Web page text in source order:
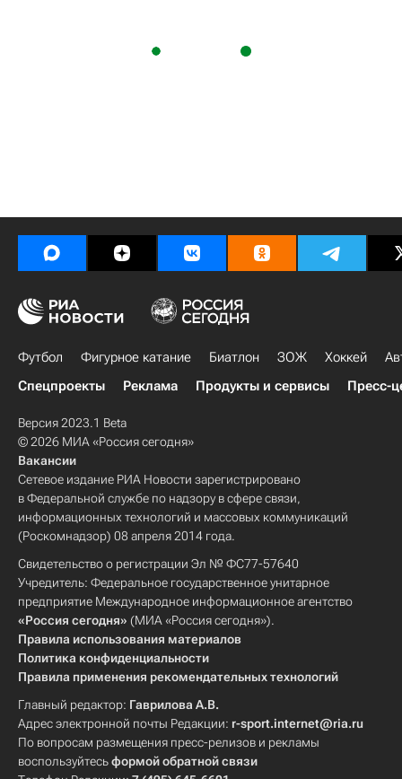
Футбол Фигурное катание Биатлон ЗОЖ Хоккей
Спецпроекты
Реклама Продукты и сервисы Пресс-
Версия 2023.1 Beta
© 2026 МИА «Россия сегодня»
Вакансии
Сетевое издание РИА Новости зарегистрировано
в Федеральной службе по надзору в сфере связи,
информационных технологий и массовых коммуникаций
(Роскомнадзор) 08 апреля 2014 года.
Свидетельство о регистрации Эл № ФС77-57640
Учредитель: Федеральное государственное унитарное
предприятие Международное информационное агентство
«Россия сегодня» (МИА «Россия сегодня»).
Правила использования материалов
Политика конфиденциальности
Правила применения рекомендательных технологий
Главный редактор: Гаврилова А.В.
Адрес электронной почты Редакции: r-sport.internet@ria.ru
По вопросам размещения пресс-релизов и рекламы
воспользуйтесьформой обратной связи